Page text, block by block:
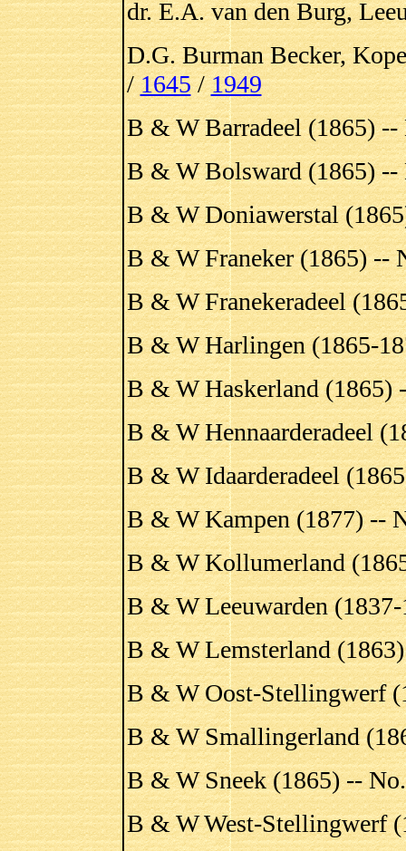
dr. E.A. van den Burg,
D.G. Burman Becker,
/1645/1949
B & W Barradeel (1865)
B & W Bolsward (1865)
B & W Doniawerstal
B & W Franeker (1865) --
B & W Franekeradeel
B & W Harlingen (1865-
B & W Haskerland (1865)
B & W Hennaarderadeel
B & W Idaarderadeel
B & W Kampen (1877) --
B & W Kollumerland
B & W Leeuwarden
B & W Lemsterland
B & W Oost-Stellingwerf
B & W Smallingerland
B & W Sneek (1865) --
B & W West-Stellingwerf